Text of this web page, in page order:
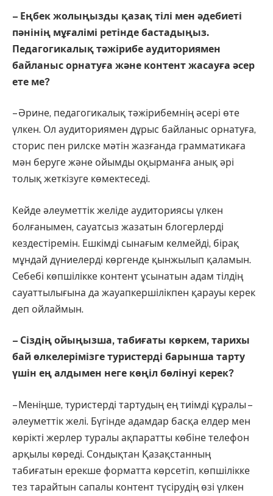
– Еңбек жолыңызды қазақ тілі мен әдебиеті
пәнінің мұғалімі ретінде бастадыңыз.
Педагогикалық тәжірибе аудиториямен
байланыс орнатуға және контент жасауға әсер
ете ме?
– Әрине, педагогикалық тәжірибемнің әсері өте
үлкен. Ол аудиториямен дұрыс байланыс орнатуға,
сторис пен рилске мәтін жазғанда грамматикаға
мән беруге және ойымды оқырманға анық әрі
толық жеткізуге көмектеседі.
Кейде әлеуметтік желіде аудиториясы үлкен
болғанымен, сауатсыз жазатын блогерлерді
кездестіремін. Ешкімді сынағым келмейді, бірақ
мұндай дүниелерді көргенде қынжылып қаламын.
Себебі көпшілікке контент ұсынатын адам тілдің
сауаттылығына да жауапкершілікпен қарауы керек
деп ойлаймын.
– Сіздің ойыңызша, табиғаты көркем, тарихы
бай өлкелерімізге туристерді барынша тарту
үшін ең алдымен неге көңіл бөлінуі керек?
– Меніңше, туристерді тартудың ең тиімді құралы –
әлеуметтік желі. Бүгінде адамдар басқа елдер мен
көрікті жерлер туралы ақпаратты көбіне телефон
арқылы көреді. Сондықтан Қазақстанның
табиғатын ерекше форматта көрсетіп, көпшілікке
тез тарайтын сапалы контент түсірудің өзі үлкен